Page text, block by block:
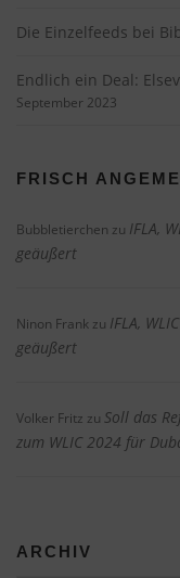
Die Einzelfeeds bei
Endlich ein Deal:
September 2023
FRISCH
Bubbletierchen zu IFLA,
geäußert
Ninon Frank zu IFLA,
geäußert
Volker Fritz zu Soll das
zum WLIC 2024 für
ARCHIV